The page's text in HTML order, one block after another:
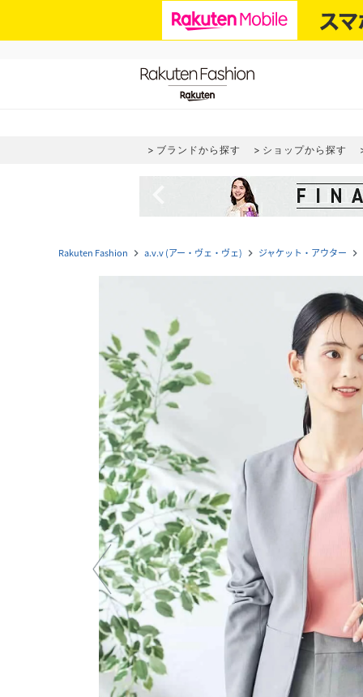
ブランドから探す ショップから探す
Rakuten Fashion navigate_next a.v.v (アー・ヴェ・ヴェ) navigate_next ジャケット・アウター navigate_next